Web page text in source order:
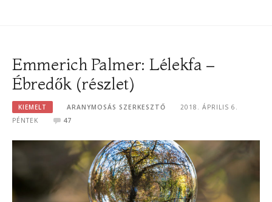
Emmerich Palmer: Lélekfa –
Ébredők (részlet)
KIEMELT ARANYMOSÁS SZERKESZTŐ
2018. ÁPRILIS 6.
PÉNTEK
47